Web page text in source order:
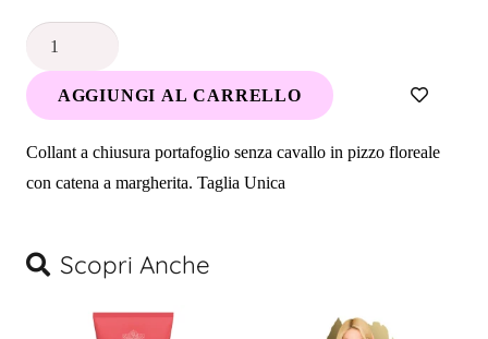
Collant
a
senza
cavallo
AGGIUNGI AL CARRELLO
Collant a chiusura portafoglio senza cavallo in pizzo floreale
con catena a margherita. Taglia Unica
Scopri Anche